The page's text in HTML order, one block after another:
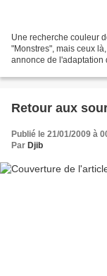
Une recherche couleur
"Monstres", mais ceux
annonce de l'adaptation
Retour aux
Publié le 21/01/2009 à
Par Djib